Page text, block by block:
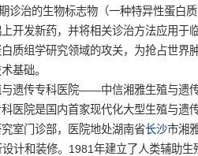
诊治的生物标志物（一种特异性蛋白
开发新药，并将相关诊治方法应用于
质组学研究领域的攻关，为抢占世界
基础。
遗传专科医院——中信湘雅生殖与遗
院是国内首家现代化大型生殖与遗
室门诊部，医院地处湖南省长沙市湘
设计和装修。1981年建立了人类辅助